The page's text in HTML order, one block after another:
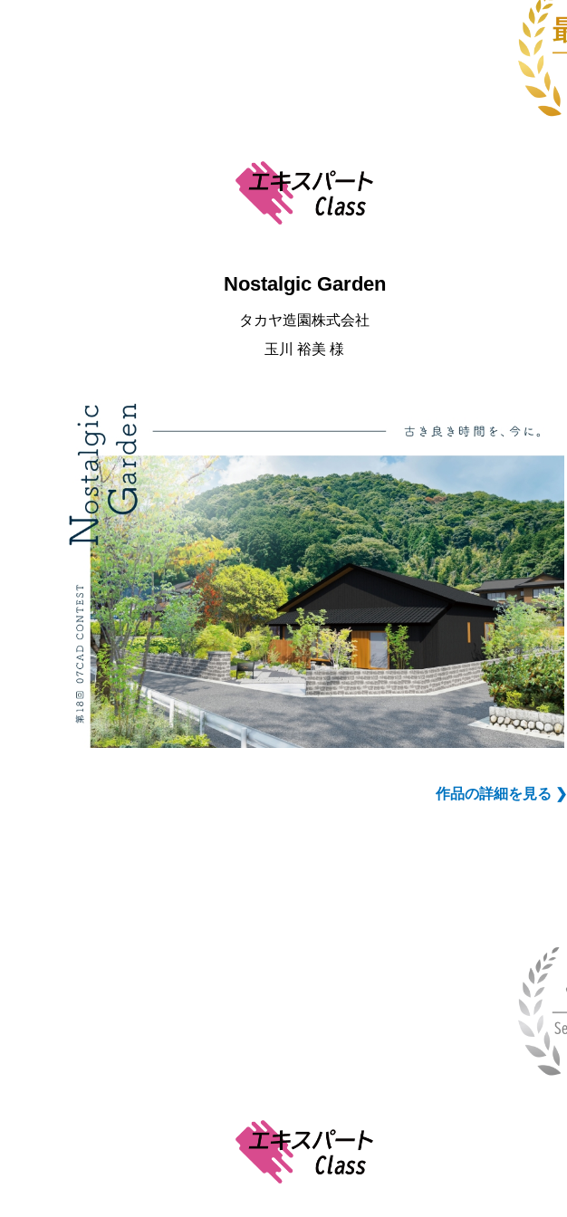
Nostalgic Garden
タカヤ造園株式会社
玉川 裕美 様
作品の詳細を見る ❯